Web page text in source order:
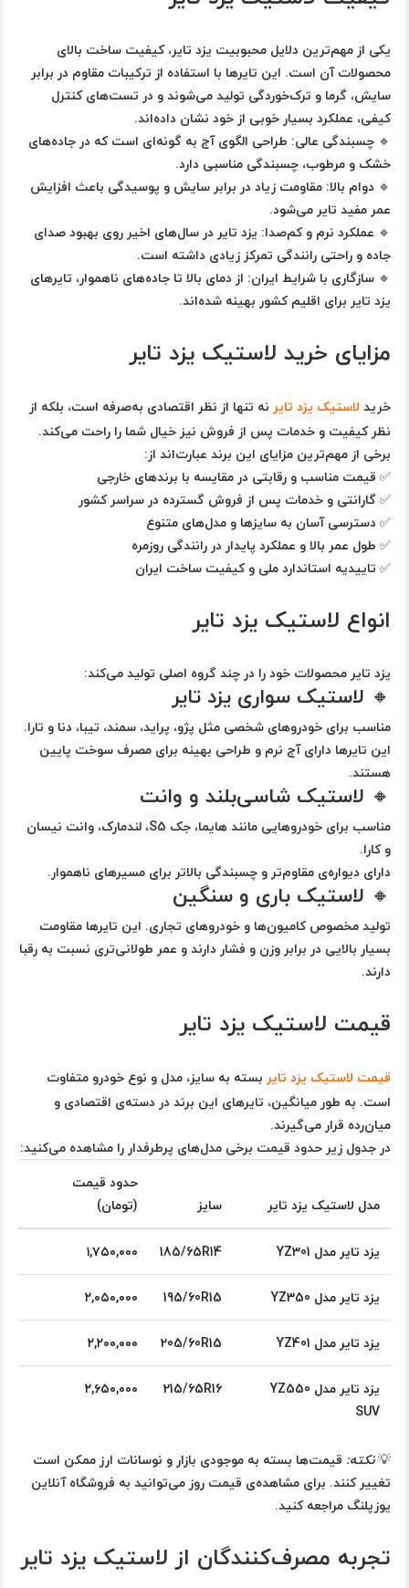
یکی از مهم‌ترین دلایل محبوبیت یزد تایر، کیفیت ساخت بالای
محصولات آن است. این تایرها با استفاده از ترکیبات مقاوم در برابر
سایش، گرما و ترک‌خوردگی تولید می‌شوند و در تست‌های کنترل
کیفی، عملکرد بسیار خوبی از خود نشان داده‌اند.
🔹 چسبندگی عالی: طراحی الگوی آج به گونه‌ای است که در جاده‌های
خشک و مرطوب، چسبندگی مناسبی دارد.
🔹 دوام بالا: مقاومت زیاد در برابر سایش و پوسیدگی باعث افزایش
عمر مفید تایر می‌شود.
🔹 عملکرد نرم و کم‌صدا: یزد تایر در سال‌های اخیر روی بهبود صدای
جاده و راحتی رانندگی تمرکز زیادی داشته است.
🔹 سازگاری با شرایط ایران: از دمای بالا تا جاده‌های ناهموار، تایرهای
یزد تایر برای اقلیم کشور بهینه شده‌اند.
مزایای خرید لاستیک یزد تایر
خرید لاستیک یزد تایر نه تنها از نظر اقتصادی به‌صرفه است، بلکه از
نظر کیفیت و خدمات پس از فروش نیز خیال شما را راحت می‌کند.
برخی از مهم‌ترین مزایای این برند عبارت‌اند از:
✅ قیمت مناسب و رقابتی در مقایسه با برندهای خارجی
✅گارانتی و خدمات پس از فروش گسترده در سراسر کشور
✅دسترسی آسان به سایزها و مدل‌های متنوع
✅ طول عمر بالا و عملکرد پایدار در رانندگی روزمره
✅ تاییدیه استاندارد ملی و کیفیت ساخت ایران
انواع لاستیک یزد تایر
یزد تایر محصولات خود را در چند گروه اصلی تولید می‌کند:
🔸 لاستیک سواری یزد تایر
مناسب برای خودروهای شخصی مثل پژو، پراید، سمند، تیبا، دنا و تارا.
این تایرها دارای آج نرم و طراحی بهینه برای مصرف سوخت پایین
هستند.
🔸 لاستیک شاسی‌بلند و وانت
مناسب برای خودروهایی مانند هایما، جک S5، لندمارک، وانت نیسان
و کارا.
دارای دیواره‌ی مقاوم‌تر و چسبندگی بالاتر برای مسیرهای ناهموار.
🔸 لاستیک باری و سنگین
تولید مخصوص کامیون‌ها و خودروهای تجاری. این تایرها مقاومت
بسیار بالایی در برابر وزن و فشار دارند و عمر طولانی‌تری نسبت به رقبا
دارند.
قیمت لاستیک یزد تایر
قیمت لاستیک یزد تایر بسته به سایز، مدل و نوع خودرو متفاوت
است. به طور میانگین، تایرهای این برند در دسته‌ی اقتصادی و
میان‌رده قرار می‌گیرند.
در جدول زیر حدود قیمت برخی مدل‌های پرطرفدار را مشاهده می‌کنید:
مدل لاستیک یزد تایر سایز
حدود قیمت
(تومان)
یزد تایر مدل YZ301 185/65R14
۱,۷۵۰,۰۰۰
یزد تایر مدل YZ350
195/60R15
۲,۰۵۰,۰۰۰
یزد تایر مدل YZ401
205/60R15
۲,۲۰۰,۰۰۰
یزد تایر مدل YZ550
SUV
215/65R16 ۲,۶۵۰,۰۰۰
💡نکته: قیمت‌ها بسته به موجودی بازار و نوسانات ارز ممکن است
تغییر کنند. برای مشاهده‌ی قیمت روز می‌توانید به فروشگاه آنلاین
یوزپلنگ مراجعه کنید.
تجربه مصرف‌کنندگان از لاستیک یزد تایر